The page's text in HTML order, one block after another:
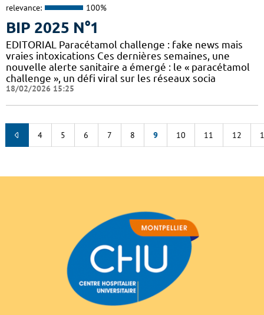
relevance: 100%
BIP 2025 N°1
EDITORIAL Paracétamol challenge : fake news mais
vraies intoxications Ces dernières semaines, une
nouvelle alerte sanitaire a émergé : le « paracétamol
challenge », un défi viral sur les réseaux socia
18/02/2026 15:25
4 5 6 7 8 9 10 11 12